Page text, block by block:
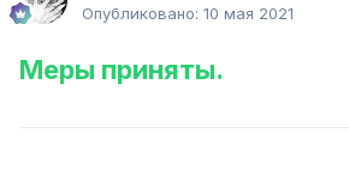
Опубликовано: 10 мая 2021
Меры приняты.